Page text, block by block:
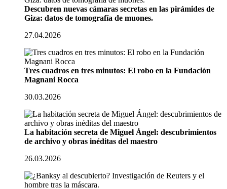
Descubren nuevas cámaras secretas en las pirámides de
Giza: datos de tomografía de muones.
27.04.2026
Tres cuadros en tres minutos: El robo en la Fundación
Magnani Rocca
30.03.2026
La habitación secreta de Miguel Ángel: descubrimientos
de archivo y obras inéditas del maestro
26.03.2026